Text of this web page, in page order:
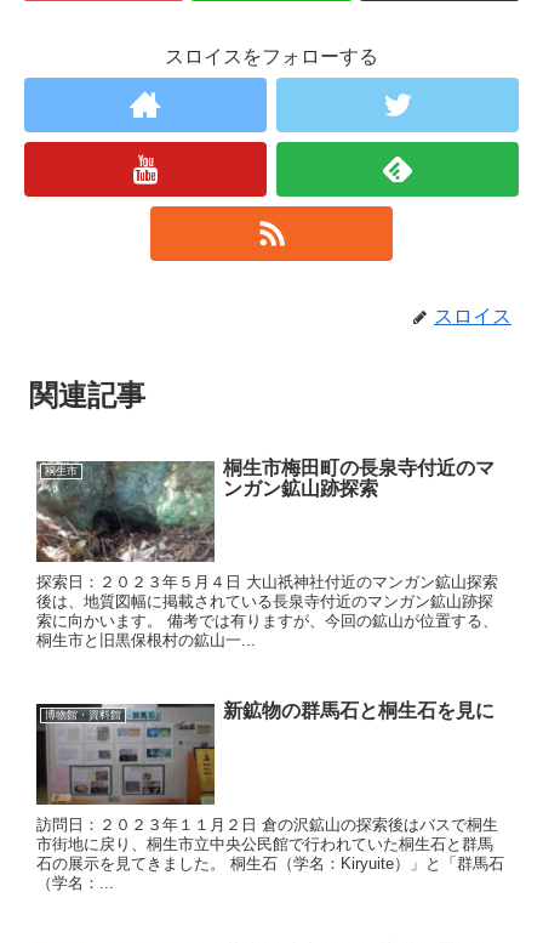
スロイスをフォローする
スロイス
関連記事
桐生市
桐生市梅田町の長泉寺付近のマ
ンガン鉱山跡探索
探索日：２０２３年５月４日 大山祇神社付近のマンガン鉱山探索
後は、地質図幅に掲載されている長泉寺付近のマンガン鉱山跡探
索に向かいます。 備考では有りますが、今回の鉱山が位置する、
桐生市と旧黒保根村の鉱山一...
博物館・資料館 新鉱物の群馬石と桐生石を見に
訪問日：２０２３年１１月２日 倉の沢鉱山の探索後はバスで桐生
市街地に戻り、桐生市立中央公民館で行われていた桐生石と群馬
石の展示を見てきました。 桐生石（学名：Kiryuite）」と「群馬石
（学名：...